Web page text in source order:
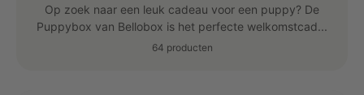
Op zoek naar een leuk cadeau voor een puppy? De
Puppybox van Bellobox is het perfecte welkomstcad...
64 producten